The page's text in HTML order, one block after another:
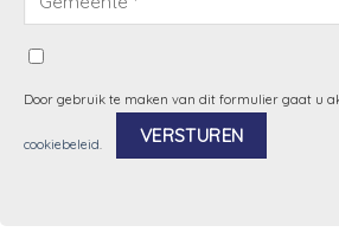
Door gebruik te maken van dit formulier gaat u
cookiebeleid.